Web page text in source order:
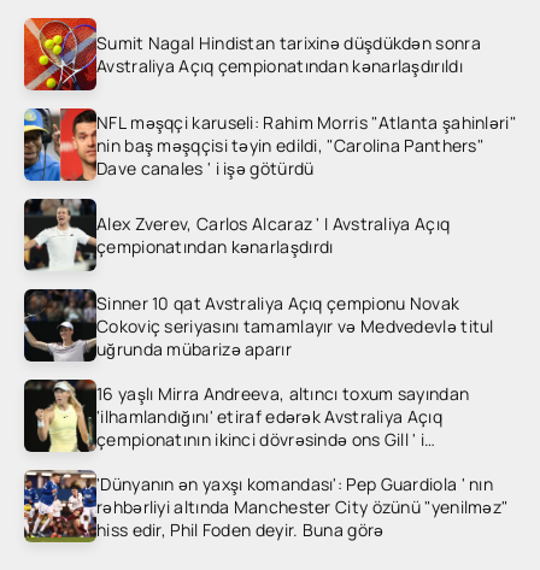
Sumit Nagal Hindistan tarixinə düşdükdən sonra
Avstraliya Açıq çempionatından kənarlaşdırıldı
NFL məşqçi karuseli: Rahim Morris "Atlanta şahinləri"
nin baş məşqçisi təyin edildi, "Carolina Panthers"
Dave canales ' i işə götürdü
Alex Zverev, Carlos Alcaraz ' I Avstraliya Açıq
çempionatından kənarlaşdırdı
Sinner 10 qat Avstraliya Açıq çempionu Novak
Cokoviç seriyasını tamamlayır və Medvedevlə titul
uğrunda mübarizə aparır
16 yaşlı Mirra Andreeva, altıncı toxum sayından
'ilhamlandığını' etiraf edərək Avstraliya Açıq
çempionatının ikinci dövrəsində ons Gill ' i
'Dünyanın ən yaxşı komandası': Pep Guardiola ' nın
rəhbərliyi altında Manchester City özünü "yenilməz"
hiss edir, Phil Foden deyir. Buna görə